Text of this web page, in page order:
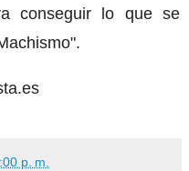
conseguir lo que se
p. m.